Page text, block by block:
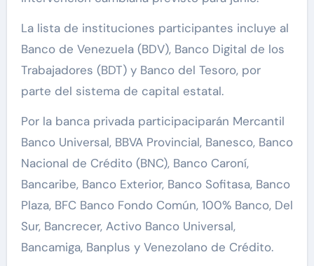
La lista de instituciones participantes incluye al
Banco de Venezuela (BDV), Banco Digital de los
Trabajadores (BDT) y Banco del Tesoro, por
parte del sistema de capital estatal.
Por la banca privada participaciparán Mercantil
Banco Universal, BBVA Provincial, Banesco, Banco
Nacional de Crédito (BNC), Banco Caroní,
Bancaribe, Banco Exterior, Banco Sofitasa, Banco
Plaza, BFC Banco Fondo Común, 100% Banco, Del
Sur, Bancrecer, Activo Banco Universal,
Bancamiga, Banplus y Venezolano de Crédito.